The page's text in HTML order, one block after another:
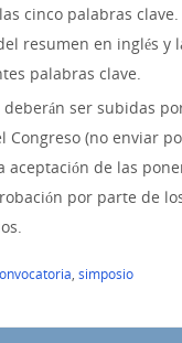
cinco palabras clave.
resumen en inglés y
palabras clave.
deberán ser subidas
Congreso (no enviar
aceptación de las
por parte de
, simposio